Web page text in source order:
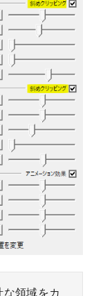
領域をカ